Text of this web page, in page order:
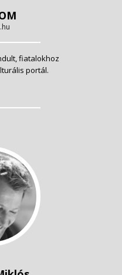
fiatalokhoz
portál.